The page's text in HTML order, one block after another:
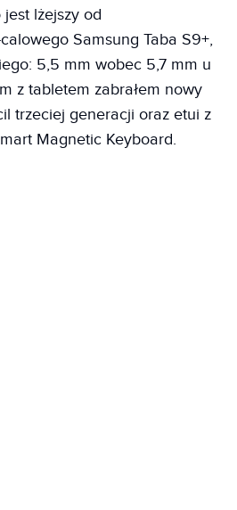
lżejszy od
Samsung Taba S9+,
5,5 mm wobec 5,7 mm u
z tabletem zabrałem nowy
trzeciej generacji oraz etui z
Magnetic Keyboard.